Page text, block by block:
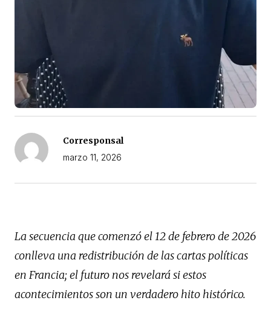
Corresponsal
marzo 11, 2026
La secuencia que comenzó el 12 de febrero de 2026
conlleva una redistribución de las cartas políticas
en Francia; el futuro nos revelará si estos
acontecimientos son un verdadero hito histórico.